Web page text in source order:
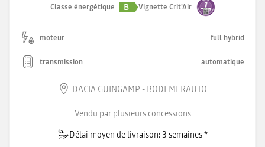
Classe énergétique
B Vignette Crit'Air
moteur full hybrid
transmission automatique
DACIA GUINGAMP - BODEMERAUTO
Vendu par plusieurs concessions
Délai moyen de livraison: 3 semaines *